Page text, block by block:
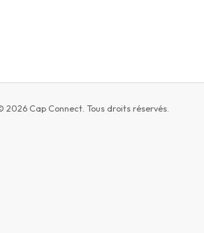
2026 Cap Connect. Tous droits réservés.